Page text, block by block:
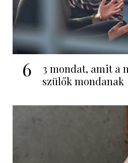
6
3 mondat, amit a
szülők mondanak